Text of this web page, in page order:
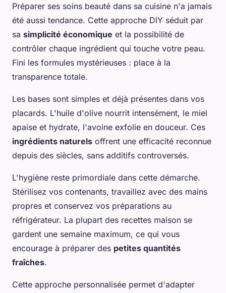
Préparer ses soins beauté dans sa cuisine n'a jamais
été aussi tendance. Cette approche DIY séduit par
sa simplicité économique et la possibilité de
contrôler chaque ingrédient qui touche votre peau.
Fini les formules mystérieuses : place à la
transparence totale.
Les bases sont simples et déjà présentes dans vos
placards. L'huile d'olive nourrit intensément, le miel
apaise et hydrate, l'avoine exfolie en douceur. Ces
ingrédients naturels offrent une efficacité reconnue
depuis des siècles, sans additifs controversés.
L'hygiène reste primordiale dans cette démarche.
Stérilisez vos contenants, travaillez avec des mains
propres et conservez vos préparations au
réfrigérateur. La plupart des recettes maison se
gardent une semaine maximum, ce qui vous
encourage à préparer des petites quantités
fraîches.
Cette approche personnalisée permet d'adapter